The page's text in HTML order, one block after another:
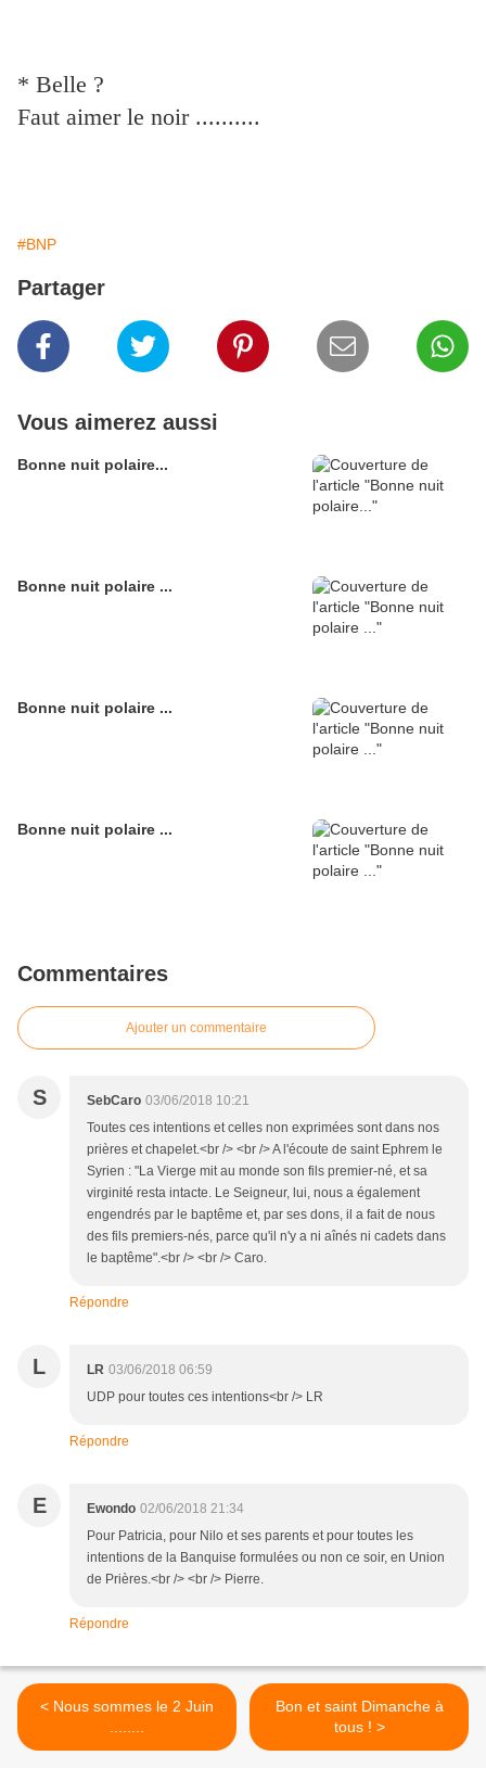
* Belle ?
Faut aimer le noir ..........
#BNP
Partager
Vous aimerez aussi
Bonne nuit polaire...
Bonne nuit polaire ...
Bonne nuit polaire ...
Bonne nuit polaire ...
Commentaires
Ajouter un commentaire
S SebCaro 03/06/2018 10:21
Toutes ces intentions et celles non exprimées sont dans nos
prières et chapelet.<br /> <br /> A l'écoute de saint Ephrem le
Syrien : "La Vierge mit au monde son fils premier-né, et sa
virginité resta intacte. Le Seigneur, lui, nous a également
engendrés par le baptême et, par ses dons, il a fait de nous
des fils premiers-nés, parce qu'il n'y a ni aînés ni cadets dans
le baptême".<br /> <br /> Caro.
Répondre
L LR 03/06/2018 06:59
UDP pour toutes ces intentions<br /> LR
Répondre
E Ewondo 02/06/2018 21:34
Pour Patricia, pour Nilo et ses parents et pour toutes les
intentions de la Banquise formulées ou non ce soir, en Union
de Prières.<br /> <br /> Pierre.
Répondre
< Nous sommes le 2 Juin
Bon et saint Dimanche à
tous ! >